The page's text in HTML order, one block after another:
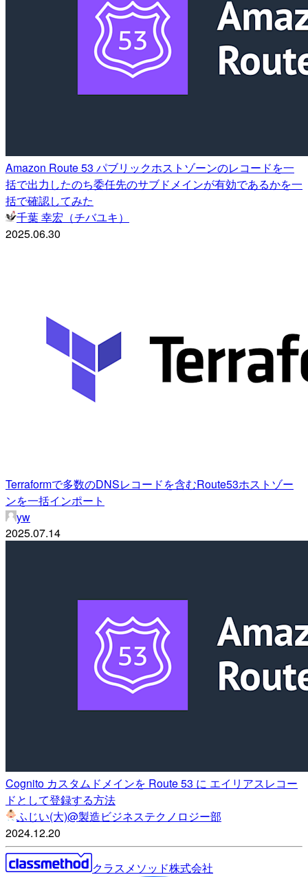
Amazon Route 53 パブリックホストゾーンのレコードを一
括で出力したのち委任先のサブドメインが有効であるかを一
括で確認してみた
千葉 幸宏（チバユキ）
2025.06.30
Terraformで多数のDNSレコードを含むRoute53ホストゾー
ンを一括インポート
yw
2025.07.14
Cognito カスタムドメインを Route 53 に エイリアスレコー
ドとして登録する方法
ふじい(大)@製造ビジネステクノロジー部
2024.12.20
クラスメソッド株式会社